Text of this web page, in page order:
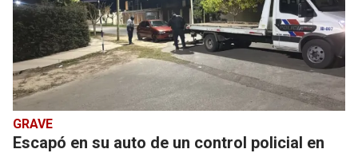
GRAVE
Escapó en su auto de un control policial en